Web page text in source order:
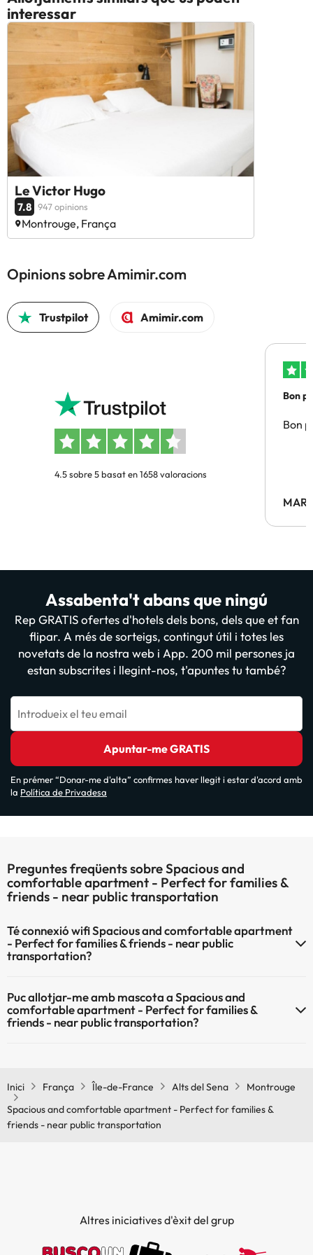
interessar
Le Victor Hugo
7.8 947 opinions
Montrouge, França
Opinions sobre Amimir.com
Trustpilot Amimir.com
4.5 sobre 5 basat en 1658 valoracions
Bon
Bon
Assabenta't abans que ningú
Rep GRATIS ofertes d'hotels dels bons, dels que et fan
flipar. A més de sorteigs, contingut útil i totes les
novetats de la nostra web i App. 200 mil persones ja
estan subscrites i llegint-nos, t'apuntes tu també?
Introdueix el teu email
Apuntar-me GRATIS
En prémer “Donar-me d'alta” confirmes haver llegit i estar d'acord amb
la Política de Privadesa
Preguntes freqüents sobre Spacious and
comfortable apartment - Perfect for families &
friends - near public transportation
Té connexió wifi Spacious and comfortable apartment
- Perfect for families & friends - near public
transportation?
friends - near public transportation disposa de Wi-Fi.
Puc allotjar-me amb mascota a Spacious and
comfortable apartment - Perfect for families &
friends - near public transportation?
Inici
França Île-de-France Alts del Sena
Montrouge
Spacious and comfortable apartment - Perfect for families &
friends - near public transportation
Altres iniciatives d'èxit del grup